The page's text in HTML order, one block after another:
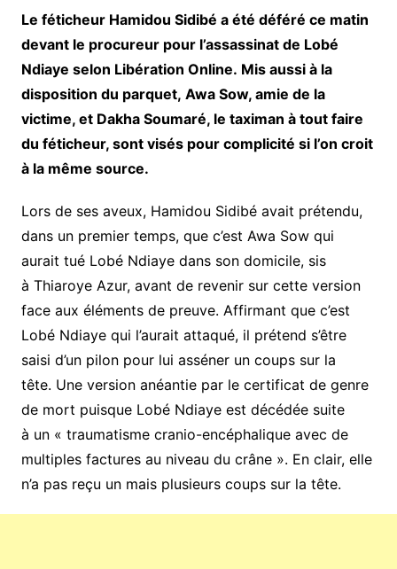
Le féticheur Hamidou Sidibé a été déféré ce matin
devant le procureur pour l’assassinat de Lobé
Ndiaye selon Libération Online. Mis aussi à la
disposition du parquet, Awa Sow, amie de la
victime, et Dakha Soumaré, le taximan à tout faire
du féticheur, sont visés pour complicité si l’on croit
à la même source.
Lors de ses aveux, Hamidou Sidibé avait prétendu,
dans un premier temps, que c’est Awa Sow qui
aurait tué Lobé Ndiaye dans son domicile, sis
à Thiaroye Azur, avant de revenir sur cette version
face aux éléments de preuve. Affirmant que c’est
Lobé Ndiaye qui l’aurait attaqué, il prétend s’être
saisi d’un pilon pour lui asséner un coups sur la
tête. Une version anéantie par le certificat de genre
de mort puisque Lobé Ndiaye est décédée suite
à un « traumatisme cranio-encéphalique avec de
multiples factures au niveau du crâne ». En clair, elle
n’a pas reçu un mais plusieurs coups sur la tête.